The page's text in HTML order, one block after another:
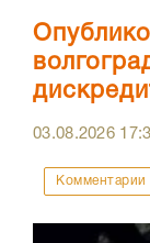
03.08.2026
Комментарии